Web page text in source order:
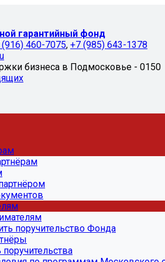
гарантийный фонд
(916) 460-7075, +7 (985) 643-1378
бизнеса в Подмосковье - 0150
поручительство Фонда